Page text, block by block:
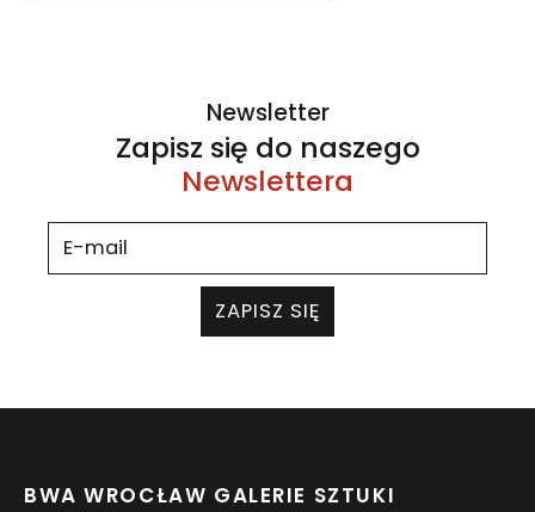
Newsletter
Zapisz się do naszego
Newslettera
ZAPISZ SIĘ
BWA WROCŁAW GALERIE SZTUKI